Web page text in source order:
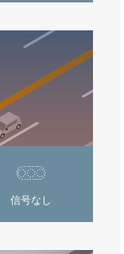
信号なし